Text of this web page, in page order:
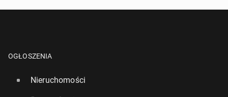
OGŁOSZENIA
Nieruchomości